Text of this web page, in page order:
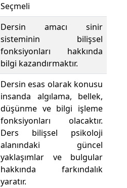
Seçmeli
Dersin amacı sinir
sisteminin bilişsel
fonksiyonları hakkında
bilgi kazandırmaktır.
Dersin esas olarak konusu
insanda algılama, bellek,
düşünme ve bilgi işleme
fonksiyonları olacaktır.
Ders bilişsel psikoloji
alanındaki güncel
yaklaşımlar ve bulgular
hakkında farkındalık
yaratır.